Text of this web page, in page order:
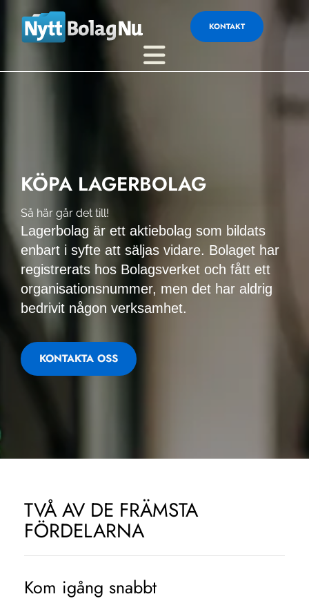
KONTAKT
KÖPA LAGERBOLAG
Så här går det till!
Lagerbolag är ett aktiebolag som bildats
enbart i syfte att säljas vidare. Bolaget har
registrerats hos Bolagsverket och fått ett
organisationsnummer, men det har aldrig
bedrivit någon verksamhet.
KONTAKTA OSS
TVÅ AV DE FRÄMSTA
FÖRDELARNA
Kom igång snabbt